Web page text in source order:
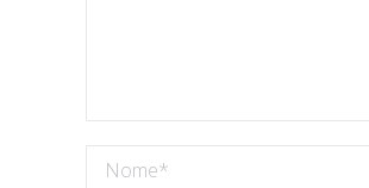
Nome *